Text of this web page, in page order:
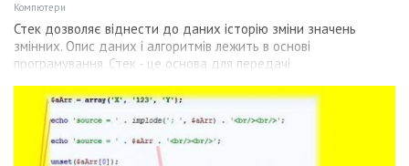
Компютери
Стек дозволяє віднести до даних історію зміни значень
змінних. Опис даних і алгоритмів лежить в основі
програмування. Стек - це основа для передачі